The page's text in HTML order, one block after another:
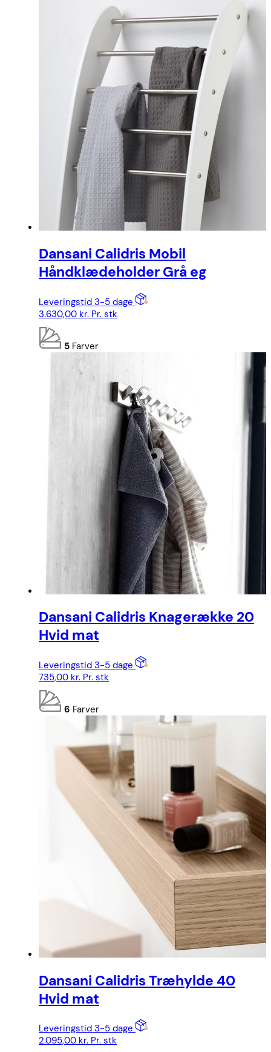
Dansani Calidris Mobil
Håndklædeholder Grå eg
Leveringstid 3-5 dage
3.630,00 kr. Pr. stk
5 Farver
Dansani Calidris Knagerække 20
Hvid mat
Leveringstid 3-5 dage
735,00 kr. Pr. stk
6 Farver
Dansani Calidris Træhylde 40
Hvid mat
Leveringstid 3-5 dage
2.095,00 kr. Pr. stk